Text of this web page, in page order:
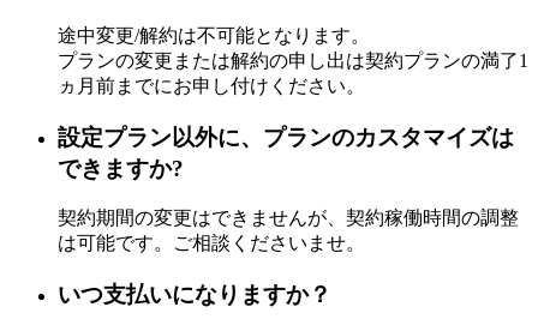
途中変更/解約は不可能となります。
プランの変更または解約の申し出は契約プランの満了1
ヵ月前までにお申し付けください。
設定プラン以外に、プランのカスタマイズは
できますか?
契約期間の変更はできませんが、契約稼働時間の調整
は可能です。ご相談くださいませ。
いつ支払いになりますか？